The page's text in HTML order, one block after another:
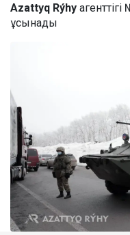
Azattyq Rýhy
ұсынады